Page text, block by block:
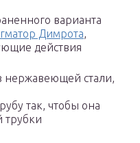
варианта
Димрота,
действия
нержавеющей стали,
так, чтобы она
трубки